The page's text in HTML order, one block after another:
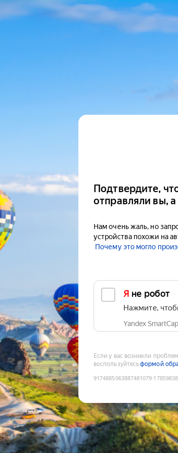
Подтвердите,
отправляли вы,
Нам очень жаль, но
устройства похожи на
Почему это могло
Я не робот
Нажмите,
Yandex
Если у вас возникли
воспользуйтесьформой
9174885063887481079: